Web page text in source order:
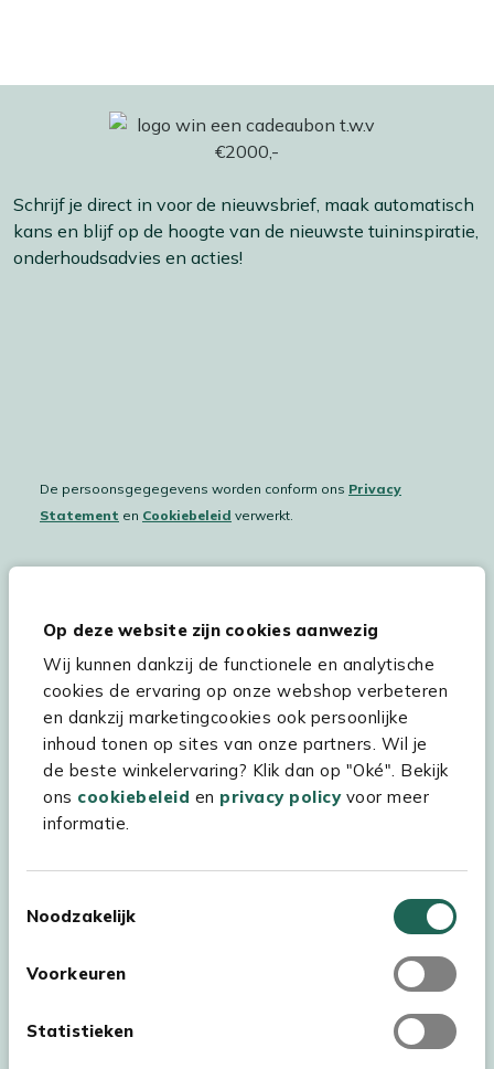
Op deze website zijn cookies aanwezig
Wij kunnen dankzij de functionele en analytische
cookies de ervaring op onze webshop verbeteren
en dankzij marketingcookies ook persoonlijke
inhoud tonen op sites van onze partners. Wil je
de beste winkelervaring? Klik dan op "Oké". Bekijk
ons cookiebeleid en privacy policyvoor meer
informatie.
Noodzakelijk
Voorkeuren
Statistieken
Schrijf je direct in voor de nieuwsbrief, maak automatisch
kans en blijf op de hoogte van de nieuwste tuininspiratie,
onderhoudsadvies en acties!
De persoonsgegegevens worden conform ons Privacy
Statement en Cookiebeleid verwerkt.
Hulp & service
Assortiment
Kees Smit Tuinmeubelen
Experience Stores XXL